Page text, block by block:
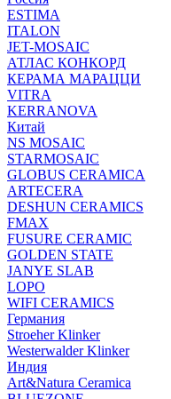
ESTIMA
ITALON
JET-MOSAIC
АТЛАС КОНКОРД
КЕРАМА МАРАЦЦИ
VITRA
KERRANOVA
Китай
NS MOSAIC
STARMOSAIC
GLOBUS CERAMICA
ARTECERA
DESHUN CERAMICS
FMAX
FUSURE CERAMIC
GOLDEN STATE
JANYE SLAB
LOPO
WIFI CERAMICS
Германия
Stroeher Klinker
Westerwalder Klinker
Индия
Art&Natura Ceramica